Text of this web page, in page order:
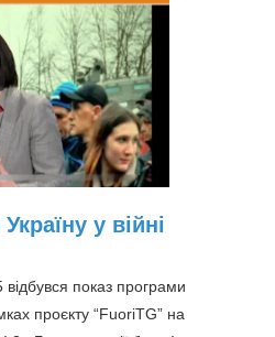
у війні
показ програми
проєкту “FuoriTG” на